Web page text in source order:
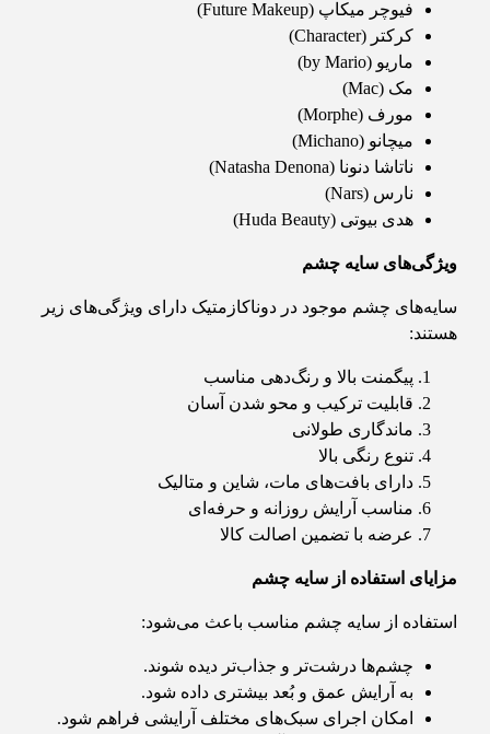
فیوچر میکاپ (Future Makeup)
کرکتر (Character)
ماریو (by Mario)
مک (Mac)
مورف (Morphe)
میچانو (Michano)
ناتاشا دنونا (Natasha Denona)
نارس (Nars)
هدی بیوتی (Huda Beauty)
ویژگی‌های سایه چشم
سایه‌های چشم موجود در دوناکازمتیک دارای ویژگی‌های زیر
هستند:
پیگمنت بالا و رنگ‌دهی مناسب
قابلیت ترکیب و محو شدن آسان
ماندگاری طولانی
تنوع رنگی بالا
دارای بافت‌های مات، شاین و متالیک
مناسب آرایش روزانه و حرفه‌ای
عرضه با تضمین اصالت کالا
مزایای استفاده از سایه چشم
استفاده از سایه چشم مناسب باعث می‌شود:
چشم‌ها درشت‌تر و جذاب‌تر دیده شوند.
به آرایش عمق و بُعد بیشتری داده شود.
امکان اجرای سبک‌های مختلف آرایشی فراهم شود.